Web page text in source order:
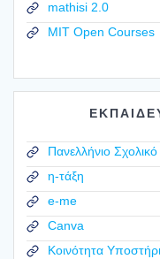
mathisi 2.0
MIT Open Courses
Πανελλήνιο Σχολικό
η-τάξη
e-me
Canva
Κοινότητα